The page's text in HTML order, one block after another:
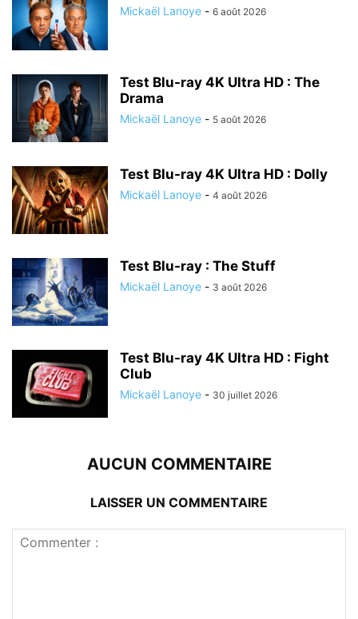
Mickaël Lanoye - 6 août 2026
Test Blu-ray 4K Ultra HD : The
Drama
Mickaël Lanoye - 5 août 2026
Test Blu-ray 4K Ultra HD : Dolly
Mickaël Lanoye - 4 août 2026
Test Blu-ray : The Stuff
Mickaël Lanoye - 3 août 2026
Test Blu-ray 4K Ultra HD : Fight
Club
Mickaël Lanoye - 30 juillet 2026
AUCUN COMMENTAIRE
LAISSER UN COMMENTAIRE